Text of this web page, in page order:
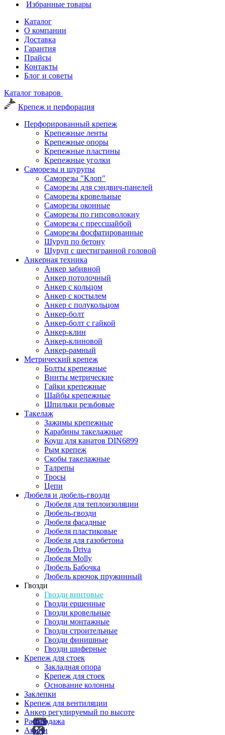
Избранные товары
Каталог
О компании
Доставка
Гарантия
Прайсы
Контакты
Блог и советы
Каталог товаров
Крепеж и перфорация
Перфорированный крепеж
Крепежные ленты
Крепежные опоры
Крепежные пластины
Крепежные уголки
Саморезы и шурупы
Саморезы "Клоп"
Саморезы для сэндвич-панелей
Саморезы кровельные
Саморезы оконные
Саморезы по гипсоволокну
Саморезы с прессшайбой
Саморезы фосфатированные
Шуруп по бетону
Шуруп с шестигранной головой
Анкерная техника
Анкер забивной
Анкер потолочный
Анкер с кольцом
Анкер с костылем
Анкер с полукольцом
Анкер-болт
Анкер-болт с гайкой
Анкер-клин
Анкер-клиновой
Анкер-рамный
Метрический крепеж
Болты крепежные
Винты метрические
Гайки крепежные
Шайбы крепежные
Шпильки резьбовые
Такелаж
Зажимы крепежные
Карабины такелажные
Коуш для канатов DIN6899
Рым крепеж
Скобы такелажные
Талрепы
Тросы
Цепи
Дюбеля и дюбель-гвозди
Дюбеля для теплоизоляции
Дюбель-гвозди
Дюбеля фасадные
Дюбеля пластиковые
Дюбеля для газобетона
Дюбель Driva
Дюбеля Molly
Дюбель Бабочка
Дюбель крючок пружинный
Гвозди
Гвозди винтовые
Гвозди ершенные
Гвозди кровельные
Гвозди монтажные
Гвозди строительные
Гвозди финишные
Гвозди шиферные
Крепеж для стоек
Закладная опора
Крепеж для стоек
Основание колонны
Заклепки
Крепеж для вентиляции
Анкер регулируемый по высоте
Распродажа
Акции